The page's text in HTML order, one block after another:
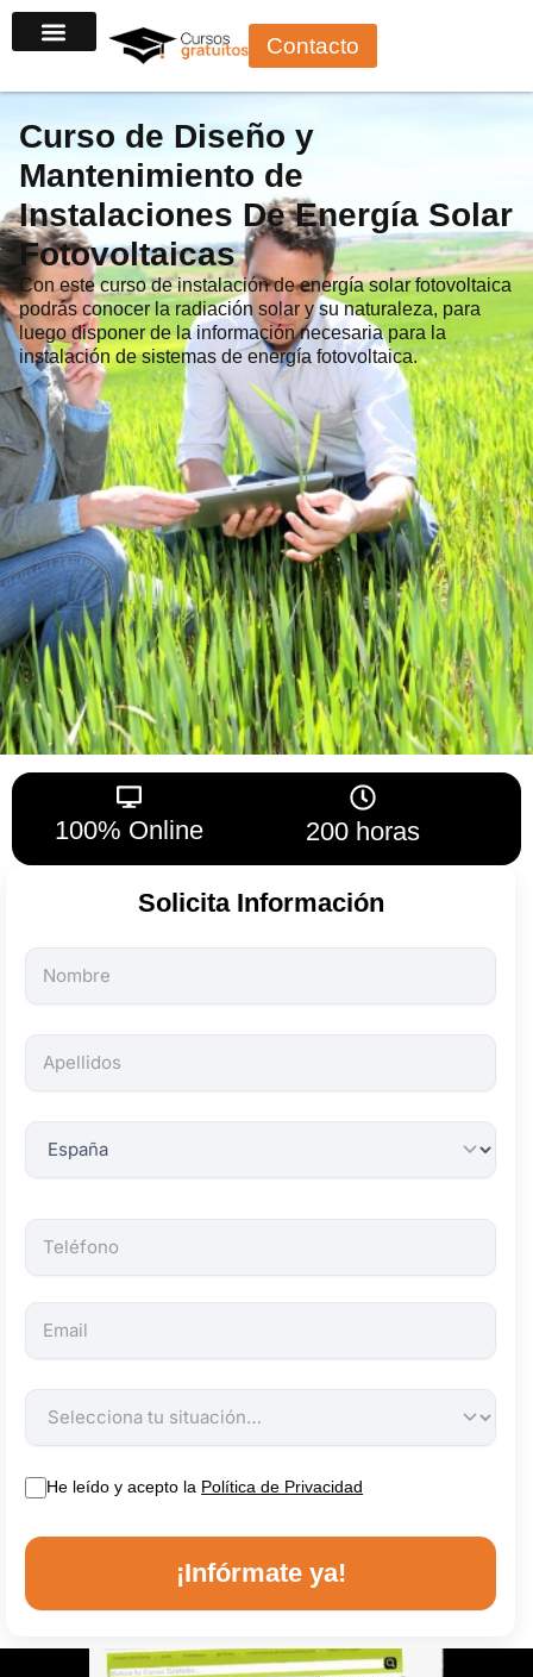
al
Contacto
Curso de Diseño y
Mantenimiento de
Instalaciones De Energía Solar
Fotovoltaicas
Con este curso de instalación de energía solar fotovoltaica
podrás conocer la radiación solar y su naturaleza, para
luego disponer de la información necesaria para la
instalación de sistemas de energía fotovoltaica.
100% Online 200 horas
Solicita Información
Todos
los
son
obligatorios.
He leído y acepto la Política de Privacidad
¡Infórmate ya!